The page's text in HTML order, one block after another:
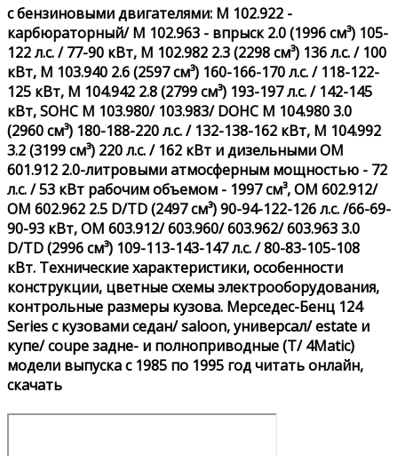
с бензиновыми двигателями: M 102.922 -
карбюраторный/ M 102.963 - впрыск 2.0 (1996 см³) 105-
122 л.с. / 77-90 кВт, M 102.982 2.3 (2298 см³) 136 л.с. / 100
кВт, M 103.940 2.6 (2597 см³) 160-166-170 л.с. / 118-122-
125 кВт, M 104.942 2.8 (2799 см³) 193-197 л.с. / 142-145
кВт, SOHC M 103.980/ 103.983/ DOHC M 104.980 3.0
(2960 см³) 180-188-220 л.с. / 132-138-162 кВт, M 104.992
3.2 (3199 см³) 220 л.с. / 162 кВт и дизельными OM
601.912 2.0-литровыми атмосферным мощностью - 72
л.с. / 53 кВт рабочим объемом - 1997 см³, OM 602.912/
OM 602.962 2.5 D/TD (2497 см³) 90-94-122-126 л.с. /66-69-
90-93 кВт, OM 603.912/ 603.960/ 603.962/ 603.963 3.0
D/TD (2996 см³) 109-113-143-147 л.с. / 80-83-105-108
кВт. Технические характеристики, особенности
конструкции, цветные схемы электрооборудования,
контрольные размеры кузова. Мерседес-Бенц 124
Series с кузовами седан/ saloon, универсал/ estate и
купе/ coupe задне- и полноприводные (T/ 4Matic)
модели выпуска с 1985 по 1995 год читать онлайн,
скачать